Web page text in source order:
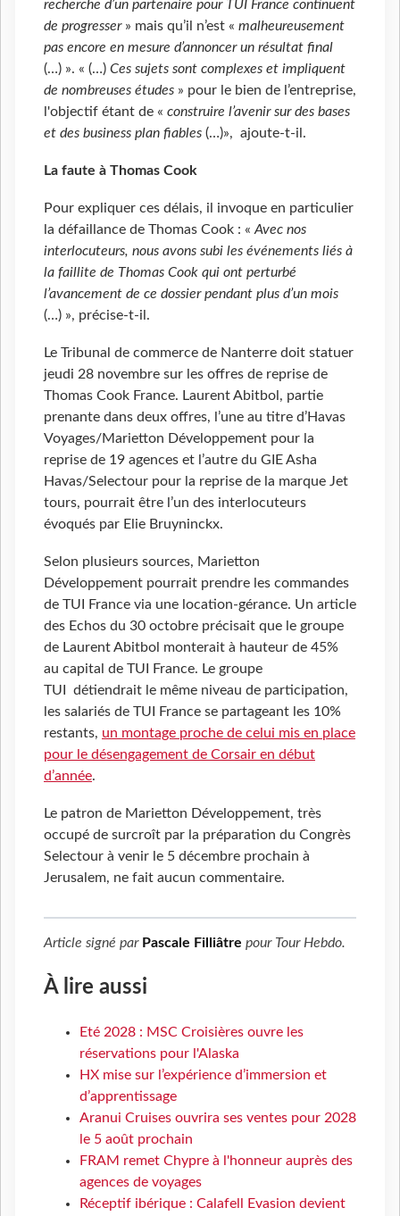
recherche d’un partenaire pour TUI France continuent
de progresser » mais qu’il n’est « malheureusement
pas encore en mesure d’annoncer un résultat final
(…) ». « (…) Ces sujets sont complexes et impliquent
de nombreuses études » pour le bien de l’entreprise,
l'objectif étant de « construire l’avenir sur des bases
et des business plan fiables (…)», ajoute-t-il.
La faute à Thomas Cook
Pour expliquer ces délais, il invoque en particulier
la défaillance de Thomas Cook : « Avec nos
interlocuteurs, nous avons subi les événements liés à
la faillite de Thomas Cook qui ont perturbé
l’avancement de ce dossier pendant plus d’un mois
(…) », précise-t-il.
Le Tribunal de commerce de Nanterre doit statuer
jeudi 28 novembre sur les offres de reprise de
Thomas Cook France. Laurent Abitbol, partie
prenante dans deux offres, l’une au titre d’Havas
Voyages/Marietton Développement pour la
reprise de 19 agences et l’autre du GIE Asha
Havas/Selectour pour la reprise de la marque Jet
tours, pourrait être l’un des interlocuteurs
évoqués par Elie Bruyninckx.
Selon plusieurs sources, Marietton
Développement pourrait prendre les commandes
de TUI France via une location-gérance. Un article
des Echos du 30 octobre précisait que le groupe
de Laurent Abitbol monterait à hauteur de 45%
au capital de TUI France. Le groupe
TUI détiendrait le même niveau de participation,
les salariés de TUI France se partageant les 10%
restants, un montage proche de celui mis en place
pour le désengagement de Corsair en début
d’année.
Le patron de Marietton Développement, très
occupé de surcroît par la préparation du Congrès
Selectour à venir le 5 décembre prochain à
Jerusalem, ne fait aucun commentaire.
Article signé par Pascale Filliâtre pour Tour Hebdo.
À lire aussi
Eté 2028 : MSC Croisières ouvre les
réservations pour l'Alaska
HX mise sur l’expérience d’immersion et
d’apprentissage
Aranui Cruises ouvrira ses ventes pour 2028
le 5 août prochain
FRAM remet Chypre à l'honneur auprès des
agences de voyages
Réceptif ibérique : Calafell Evasion devient